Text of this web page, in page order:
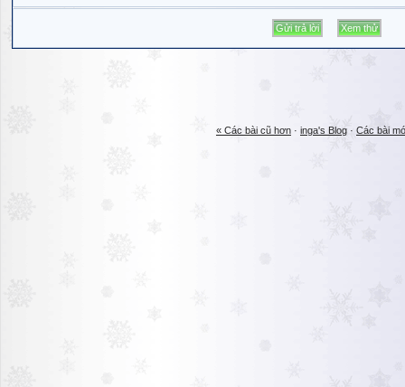
« Các bài cũ hơn · inga's Blog · Các bài